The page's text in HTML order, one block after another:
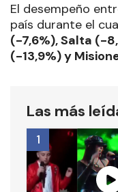
El desempeño
país durante el
(-7,6%), Salta (-
(-13,9%) y
Las más
1